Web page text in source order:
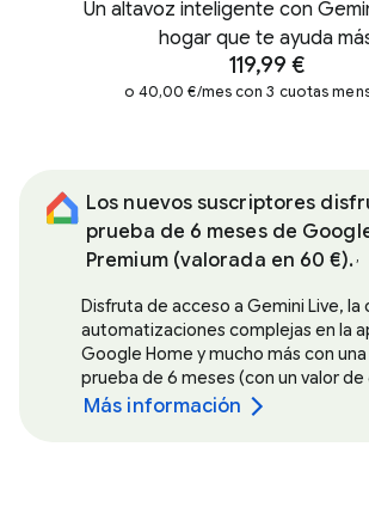
Un altavoz inteligente con
hogar que te ayuda
119,99 €
o 40,00 €/mes con 3 cuotas
Los nuevos suscriptores
prueba de 6 meses de
Premium (valorada en 60 €). ,
Disfruta de acceso a Gemini Live, la
automatizaciones complejas en la
Google Home y mucho más con
prueba de 6 meses (con un valor de
Más información